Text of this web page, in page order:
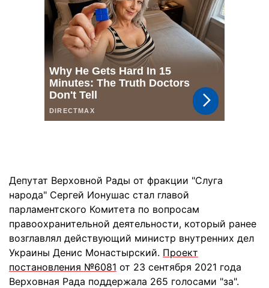
Депутат Верховной Рады от фракции "Слуга
народа" Сергей Ионушас стал главой
парламентского Комитета по вопросам
правоохранительной деятельности, который ранее
возглавлял действующий министр внутренних дел
Украины Денис Монастырский. Проект
постановления №6081 от 23 сентября 2021 года
Верховная Рада поддержала 265 голосами "за".